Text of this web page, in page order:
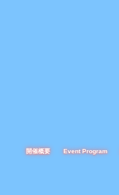
開催概要 Event Program